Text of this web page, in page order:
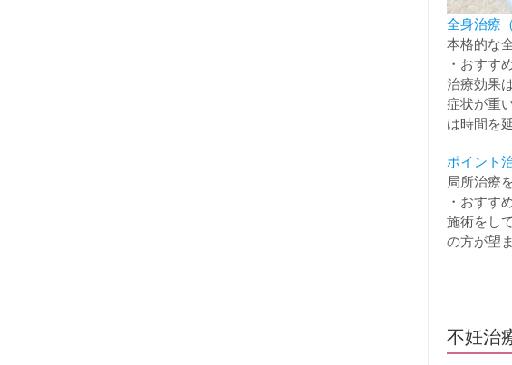
全身治療
本格的な
・おすす
治療効果
症状が重
は時間を
ポイント
局所治療
・おすす
施術をし
の方が望
不妊治